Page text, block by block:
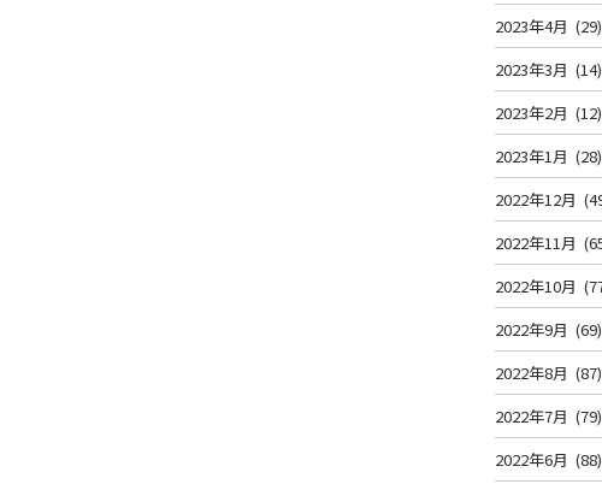
2023年4月 (29)
2023年3月 (14)
2023年2月 (12)
2023年1月 (28)
2022年12月
2022年11月
2022年10月
2022年9月 (69)
2022年8月 (87)
2022年7月 (79)
2022年6月 (88)